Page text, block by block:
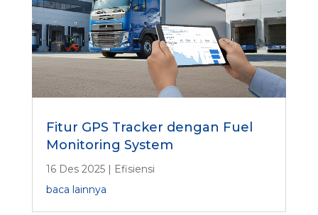
Fitur GPS Tracker dengan Fuel
Monitoring System
16 Des 2025| Efisiensi
baca lainnya